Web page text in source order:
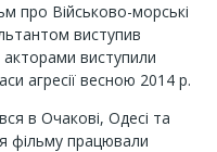
про Військово-морські
виступив
виступили
агресії весною 2014 р.
в Очакові, Одесі та
фільму працювали